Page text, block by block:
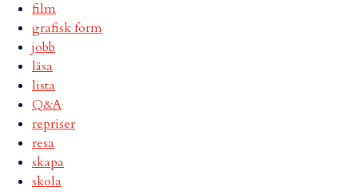
film
grafisk form
jobb
läsa
lista
Q&A
repriser
resa
skapa
skola